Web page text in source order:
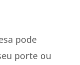
pode
porte ou